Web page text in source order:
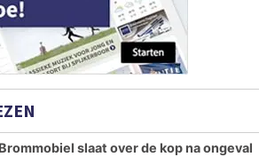
Brommobiel slaat over de kop na ongeval